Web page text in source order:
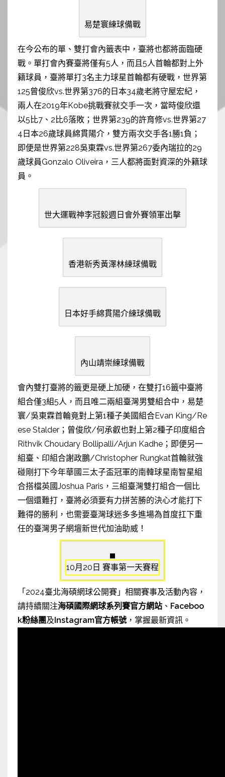
易楚寰練球備戰
在今公布的單、雙打會內籤表中，臺將也都將面臨硬
戰。單打會內賽臺將僅有5人，而且5人首輪都對上外
籍球員，臺將單打3名主力球星首輪都有硬戰，世界第
125曾俊欣vs.世界第376的日本34歲老將守屋宏紀，
兩人在2019年Kobe挑戰賽就交手一次，當時俊欣還
以5比7、2比6落敗；世界第239的許育修vs.世界第27
4日本26歲球員綿貫陽介，雙方兩次交手各1勝1負；
即便是世界第228吳東霖vs.世界第267委內瑞拉的29
歲球員Gonzalo Oliveira，三人都將面對資深的外籍球
員。
世大運戰神李冠毅週日會外賽領軍出擊
香港新秀黃澤林練球備戰
日本好手綿貫陽介練球備戰
內山靖崇練球備戰
會內雙打臺將的籤更是硬上加硬，在雙打16籤中臺將
組合僅3組5人，而且唯二兩組臺灣男雙組合中，易楚
寰/吳東霖首輪竟對上第1種子美國組合Evan King/Re
ese Stalder；曾俊欣/何承叡也對上第2種子印度組合
Rithvik Choudary Bollipalli/Arjun Kadhe；即便另一
組臺、印組合謝政鵬/Christopher Rungkat首輪就強
碰剛打下今年華國三太子盃冠軍的南韓球星南智星組
合搭檔英國Joshua Paris，三組臺灣雙打組合一個比
一個還難打，臺將必須要有力拼苦勝的決心才能打下
難得的勝利，也需要臺灣球迷多多進場為首度扛下重
任的臺灣男子網壇新世代加油助威！
10月20日 賽事第一天賽程
「2024臺北海碩網球公開賽」相關賽事及活動內容，
請持續關注海碩國際網球系列賽官方網站 、 Faceboo
k粉絲團及 Instagram官方帳號，掌握最新資訊。